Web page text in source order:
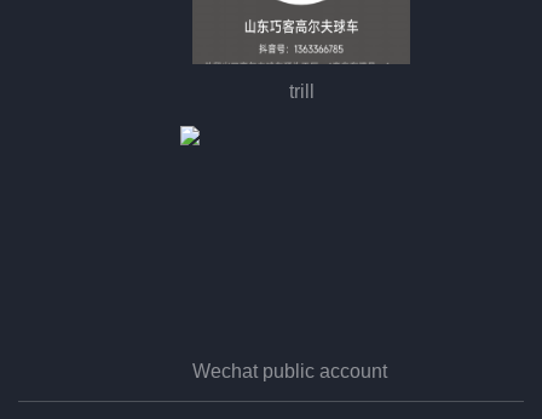
trill
Wechat public account